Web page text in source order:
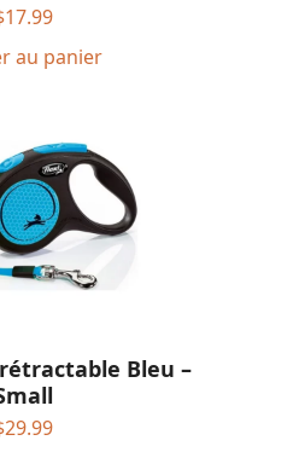
17.99
au panier
Bleu –
29.99